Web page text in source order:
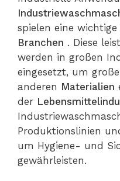
spielen eine
Branchen . Diese
werden in großen
eingesetzt, um
anderen Materialien
der
Produktionslinien
um Hygiene- und
gewährleisten.